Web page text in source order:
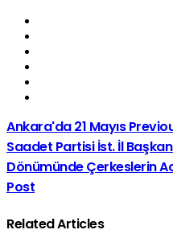
Ankara'da 21 Mayıs
Saadet Partisi İst. İl
Dönümünde Çerkeslerin
Post
Related Articles